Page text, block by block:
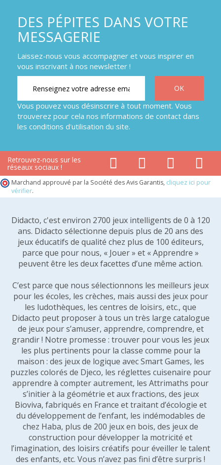
DES PÉPITES DANS VOTRE
MESSAGERIE
Laissez-nous vous accompagner et vous inspirer en
vous inscrivant à nos newsletter !
Vous pouvez vous désinscrire à tout moment. Vous
trouverez pour cela nos informations de contact dans
les conditions d'utilisation du site.
Retrouvez-nous sur les
réseaux sociaux !
Marchand approuvé par la Société des Avis Garantis, cliquez ici pour
vérifier.
Didacto, c'est environ 2700 jeux intelligents de 0 à 120
ans. Didacto sélectionne depuis plus de 20 ans des
jeux éducatifs de qualité chez plus de 100 éditeurs,
parce que pour nous, « Jouer » et « Apprendre »
peuvent être les deux facettes d’une même action.
C’est parce que nous sélectionnons les meilleurs jeux
pour les écoles, les crèches, mais aussi des jeux pour
les ludothèques, les centres de loisirs, etc., que
Didacto peut proposer à tous un très large catalogue
de jeux pour s’amuser, apprendre, comprendre, et
grandir ! Notre promesse : trouver pour vous les jeux
les plus pertinents pour la classe comme pour la
maison : des jeux de logique avec Smart Games, les
puzzles colorés de Djeco, les réglettes cuisenaire pour
apprendre à compter autrement, les Attrimaths pour
s’initier à la géométrie et aux fractions, des jeux
Bioviva, fabriqués en France et traitant d’écologie et
du développement de l’enfant, les indémodables de
chez Haba, plus de 200 jeux en bois, des jeux de
construction pour développer la motricité et
l’imagination, des loisirs créatifs pour éveiller le talent
des enfants, etc. Vous n’avez pas fini d’être surpris !